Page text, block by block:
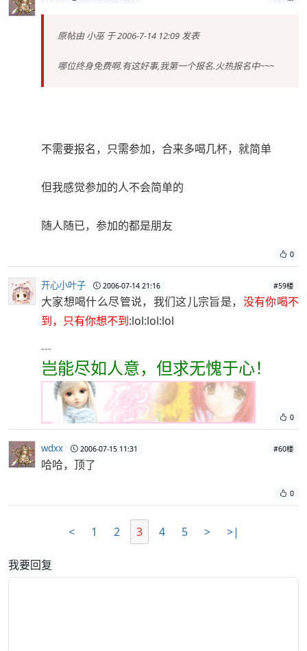
原帖由小巫于 2006-7-14 12:09 发表
哪位终身免费啊.有这好事,我第一个报名.火热报名中~~~
不需要报名，只需参加，合来多喝几杯，就简单
但我感觉参加的人不会简单的
随人随已，参加的都是朋友
0
开心小叶子 2006-07-14 21:16 #59楼
大家想喝什么尽管说，我们这儿宗旨是， 没有你喝不
到，只有你想不到:lol:lol:lol
---
岂能尽如人意，但求无愧于心！
0
wdxx 2006-07-15 11:31 #60楼
哈哈，顶了
0
< 1 2 3 4 5 > >|
我要回复